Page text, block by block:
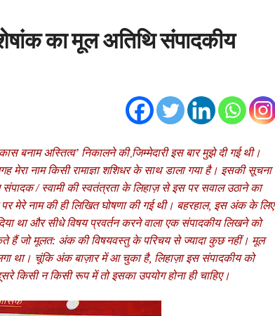
का मूल अतिथि संपादकीय
बनाम अस्तित्‍व’ निकालने की जि़म्‍मेदारी इस बार मुझे दी गई थी।
नाम किसी रामाज्ञा शशिधर के साथ डाला गया है। इसकी सूचना
/ स्‍वामी की स्‍वतंत्रता के लिहाज़ से इस पर सवाल उठाने का
मेरे नाम की ही लिखित घोषणा की गई थी। बहरहाल, इस अंक के लिए
था और सीधे विषय प्रवर्तन करने वाला एक संपादकीय लिखने को
हैं जो मूलत: अंक की विषयवस्‍तु के परिचय से ज्‍यादा कुछ नहीं। मूल
था। चूंकि अंक बाज़ार में आ चुका है, लिहाज़ा इस संपादकीय को
किसी न किसी रूप में तो इसका उपयोग होना ही चाहिए।